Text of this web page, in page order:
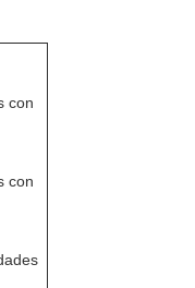
con
con